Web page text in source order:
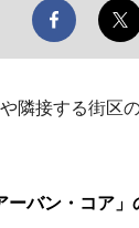
隣接する街区
ーバン・コア」